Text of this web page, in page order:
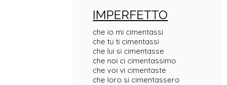
IMPERFETTO
che io mi cimentassi
che tu ti cimentassi
che lui si cimentasse
che noi ci cimentassimo
che voi vi cimentaste
che loro si cimentassero